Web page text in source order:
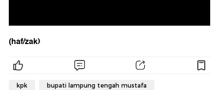
(haf/zak)
kpk bupati lampung tengah mustafa